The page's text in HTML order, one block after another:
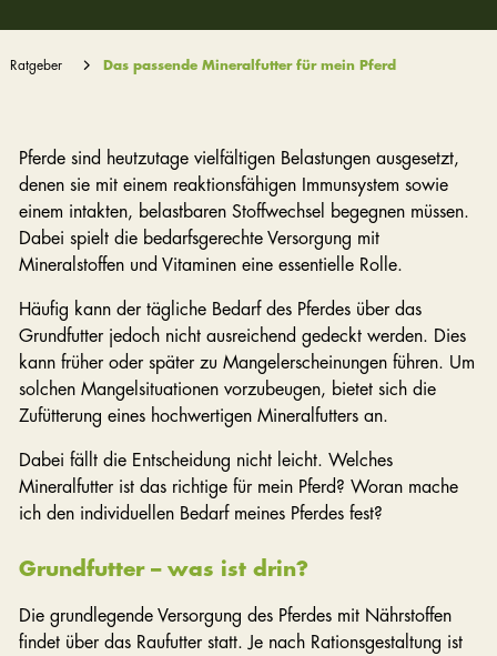
Ratgeber Das passende Mineralfutter für mein Pferd
Pferde sind heutzutage vielfältigen Belastungen ausgesetzt,
denen sie mit einem reaktionsfähigen Immunsystem sowie
einem intakten, belastbaren Stoffwechsel begegnen müssen.
Dabei spielt die bedarfsgerechte Versorgung mit
Mineralstoffen und Vitaminen eine essentielle Rolle.
Häufig kann der tägliche Bedarf des Pferdes über das
Grundfutter jedoch nicht ausreichend gedeckt werden. Dies
kann früher oder später zu Mangelerscheinungen führen. Um
solchen Mangelsituationen vorzubeugen, bietet sich die
Zufütterung eines hochwertigen Mineralfutters an.
Dabei fällt die Entscheidung nicht leicht. Welches
Mineralfutter ist das richtige für mein Pferd? Woran mache
ich den individuellen Bedarf meines Pferdes fest?
Grundfutter – was ist drin?
Die grundlegende Versorgung des Pferdes mit Nährstoffen
findet über das Raufutter statt. Je nach Rationsgestaltung ist